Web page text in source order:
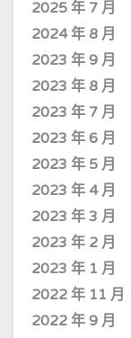
2025 年 7 月
2024 年 8 月
2023 年 9 月
2023 年 8 月
2023 年 7 月
2023 年 6 月
2023 年 5 月
2023 年 4 月
2023 年 3 月
2023 年 2 月
2023 年 1 月
2022 年 11 月
2022 年 9 月